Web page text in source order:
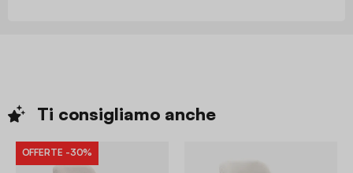
Ti consigliamo anche
OFFERTE -30%